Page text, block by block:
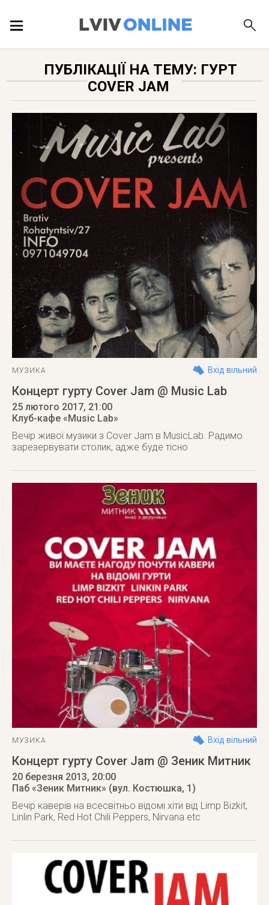
ПУБЛІКАЦІЇ
ДОВІДКА
ПУБЛІКАЦІЇ НА ТЕМУ: ГУРТ
COVER JAM
МУЗИКА Вхід вільний
Концерт гурту Cover Jam @ Music Lab
25 лютого 2017, 21:00
Клуб-кафе «Music Lab»
Вечір живої музики з Cover Jam в MusicLab. Радимо
зарезервувати столик, адже буде тісно
МУЗИКА Вхід вільний
Концерт гурту Cover Jam @ Зеник Митник
20 березня 2013, 20:00
Паб «Зеник Митник» (вул. Костюшка, 1)
Вечір каверів на всесвітньо відомі хіти від Limp Bizkit,
Linlin Park, Red Hot Chili Peppers, Nirvana etc